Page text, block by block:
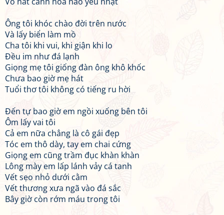
Ông tôi khóc chào đời trên nước
Và lấy biển làm mồ
Cha tôi khi vui, khi giận khi lo
Đều im như đá lạnh
Giọng mẹ tôi giống đàn ông khô khốc
Chưa bao giờ mẹ hát
Tuổi thơ tôi không có tiếng ru hời
Đến tự bao giờ em ngồi xuống bên tôi
Ôm lấy vai tôi
Cả em nữa chẳng là cô gái đẹp
Tóc em thô dày, tay em chai cứng
Giọng em cũng trầm đục khàn khàn
Lông mày em lấp lánh vảy cá tanh
Vết sẹo nhỏ dưới cằm
Vết thương xưa ngã vào đá sắc
Bây giờ còn rớm máu trong tôi